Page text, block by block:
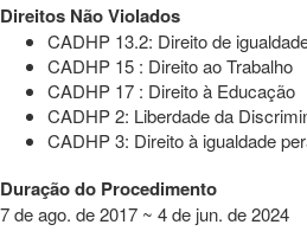
Direitos Não Violados
CADHP 13.2: Direito de
CADHP 15 : Direito ao Trabalho
CADHP 17 : Direito à Educação
CADHP 2: Liberdade da
CADHP 3: Direito à igualdade
Duração do Procedimento
7 de ago. de 2017 ~ 4 de jun. de 2024